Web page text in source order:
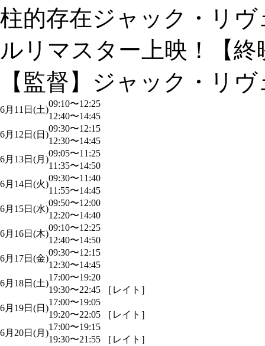
柱的存在ジャック・リ
ルリマスター上映！【終
【監督】ジャック・リ
6月11日(土)
09:10〜12:25
12:40〜14:45
6月12日(日)
09:30〜12:15
12:30〜14:45
6月13日(月)
09:05〜11:25
11:35〜14:50
6月14日(火)
09:30〜11:40
11:55〜14:45
6月15日(水)
09:50〜12:00
12:20〜14:40
6月16日(木)
09:10〜12:25
12:40〜14:50
6月17日(金)
09:30〜12:15
12:30〜14:45
6月18日(土)
17:00〜19:20
19:30〜22:45 ［レイト］
6月19日(日)
17:00〜19:05
19:20〜22:05 ［レイト］
6月20日(月)
17:00〜19:15
19:30〜21:55 ［レイト］